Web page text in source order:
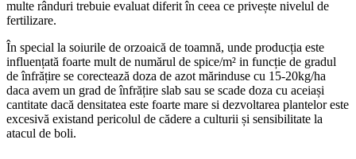
multe rânduri trebuie evaluat diferit în ceea ce privește nivelul de
fertilizare.
În special la soiurile de orzoaică de toamnă, unde producția este
influențată foarte mult de numărul de spice/m² in funcție de gradul
de înfrățire se corectează doza de azot mărinduse cu 15-20kg/ha
daca avem un grad de înfrățire slab sau se scade doza cu aceiași
cantitate dacă densitatea este foarte mare si dezvoltarea plantelor este
excesivă existand pericolul de cădere a culturii și sensibilitate la
atacul de boli.